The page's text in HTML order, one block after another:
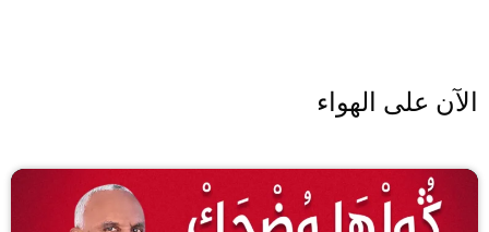
الآن على الهواء